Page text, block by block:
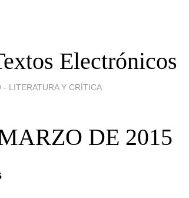
Electrónicos
- LITERATURA Y CRÍTICA
DE 2015